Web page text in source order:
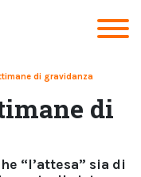
di gravidanza
di
“l’attesa” sia di